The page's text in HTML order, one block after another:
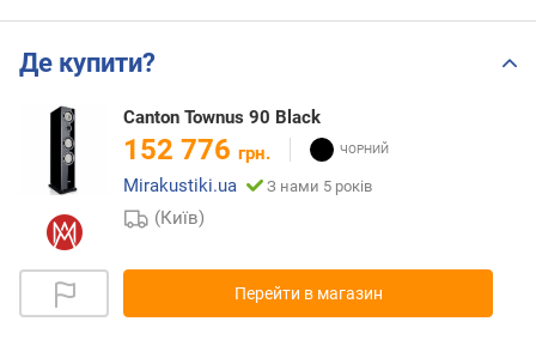
Де купити?
Canton Townus 90 Black
152 776 грн.
Mirakustiki.ua
З нами 5 років
(Київ)
Перейти в магазин